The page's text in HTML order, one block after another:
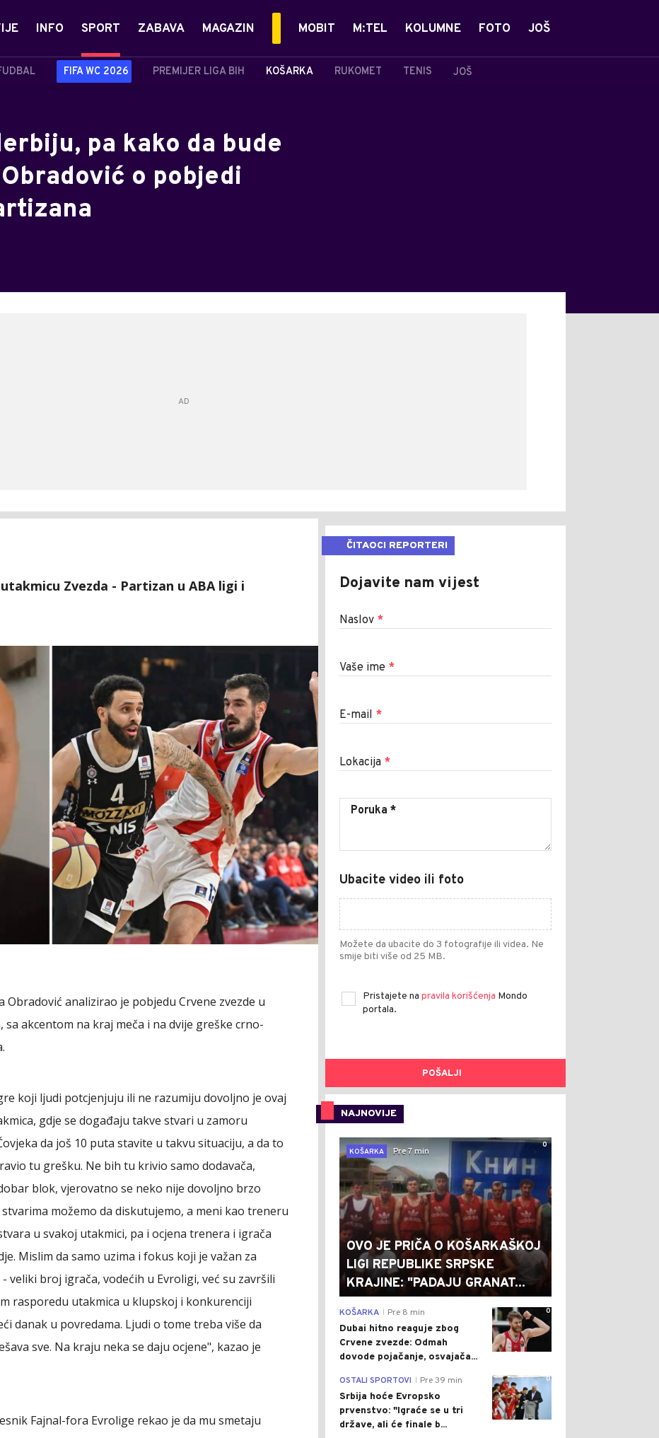
INFO SPORT
FIFA WC 2026 PREMIJER LIGA BIH KOŠARKA RUKOMET TENIS JOŠ
ZABAVA MAGAZIN MOBIT M:TEL KOLUMNE FOTO JOŠ
pa kako da bude
o pobjedi
Zvezda - Partizan u ABA ligi i
analizirao je pobjedu Crvene zvezde u
akcentom na kraj meča i na dvije greške crno-
koji ljudi potcjenjuju ili ne razumiju dovoljno je ovaj
gdje se događaju takve stvari u zamoru
da još 10 puta stavite u takvu situaciju, a da to
tu grešku. Ne bih tu krivio samo dodavača,
blok, vjerovatno se neko nije dovoljno brzo
možemo da diskutujemo, a meni kao treneru
u svakoj utakmici, pa i ocjena trenera i igrača
Mislim da samo uzima i fokus koji je važan za
veliki broj igrača, vodećih u Evroligi, već su završili
rasporedu utakmica u klupskoj i konkurenciji
danak u povredama. Ljudi o tome treba više da
sve. Na kraju neka se daju ocjene", kazao je
Fajnal-fora Evrolige rekao je da mu smetaju
ČITAOCI REPORTERI
Dojavite nam vijest
Naslov *
Vaše ime *
E-mail *
Lokacija *
Ubacite video ili foto
Možete da ubacite do 3 fotografije ili videa. Ne
smije biti više od 25 MB.
Pristajete na pravila korišćenja Mondo
portala.
POŠALJI
NAJNOVIJE
0
KOŠARKA
Pre 7 min
OVO JE PRIČA O KOŠARKAŠKOJ
LIGI REPUBLIKE SRPSKE
KRAJINE: "PADAJU GRANAT...
0
KOŠARKA Pre 8 min
Dubai hitno reaguje zbog
Crvene zvezde: Odmah
dovode pojačanje, osvajača...
0
OSTALI SPORTOVI Pre 39 min
Srbija hoće Evropsko
prvenstvo: "Igraće se u tri
države, ali će finale b...